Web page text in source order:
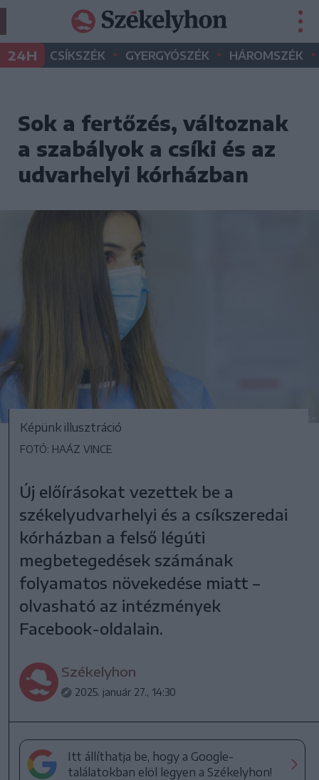
24H CSÍKSZÉK • GYERGYÓSZÉK • HÁROMSZÉK •
Sok a fertőzés, változnak
a szabályok a csíki és az
udvarhelyi kórházban
Képünk illusztráció
FOTÓ: HAÁZ VINCE
Új előírásokat vezettek be a
székelyudvarhelyi és a csíkszeredai
kórházban a felső légúti
megbetegedések számának
folyamatos növekedése miatt –
olvasható az intézmények
Facebook-oldalain.
Székelyhon
2025. január 27., 14:30
Itt állíthatja be, hogy a Google-
találatokban elöl legyen a Székelyhon!